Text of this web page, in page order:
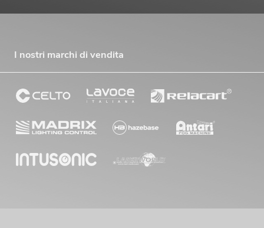
I nostri marchi di vendita